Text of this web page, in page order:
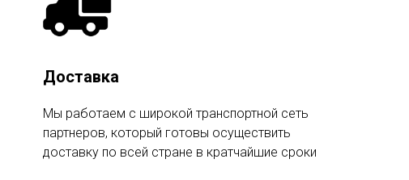
Доставка
Мы работаем с широкой транспортной сеть
партнеров, который готовы осуществить
доставку по всей стране в кратчайшие сроки